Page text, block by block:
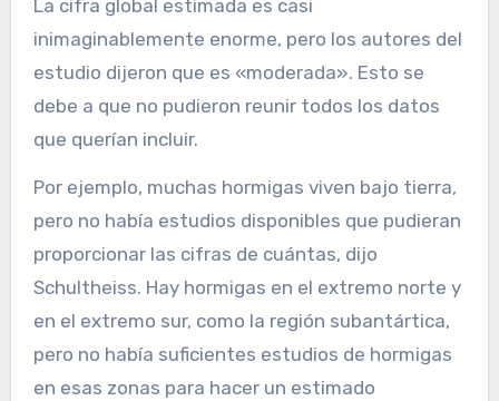
La cifra global estimada es casi
inimaginablemente enorme, pero los autores del
estudio dijeron que es «moderada». Esto se
debe a que no pudieron reunir todos los datos
que querían incluir.
Por ejemplo, muchas hormigas viven bajo tierra,
pero no había estudios disponibles que pudieran
proporcionar las cifras de cuántas, dijo
Schultheiss. Hay hormigas en el extremo norte y
en el extremo sur, como la región subantártica,
pero no había suficientes estudios de hormigas
en esas zonas para hacer un estimado